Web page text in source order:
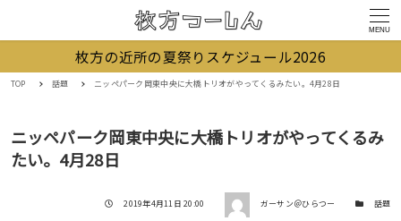
MENU
枚方の近所の夏祭りスケジュール2026
TOP 話題 ニッペパーク岡東中央に大橋トリオがやってくるみたい。4月28日
ニッペパーク岡東中央に大橋トリオがやってくるみ
たい。4月28日
投稿日
2019年4月11日 20:00 著者 ガーサン＠ひらつー カテゴリー
話題